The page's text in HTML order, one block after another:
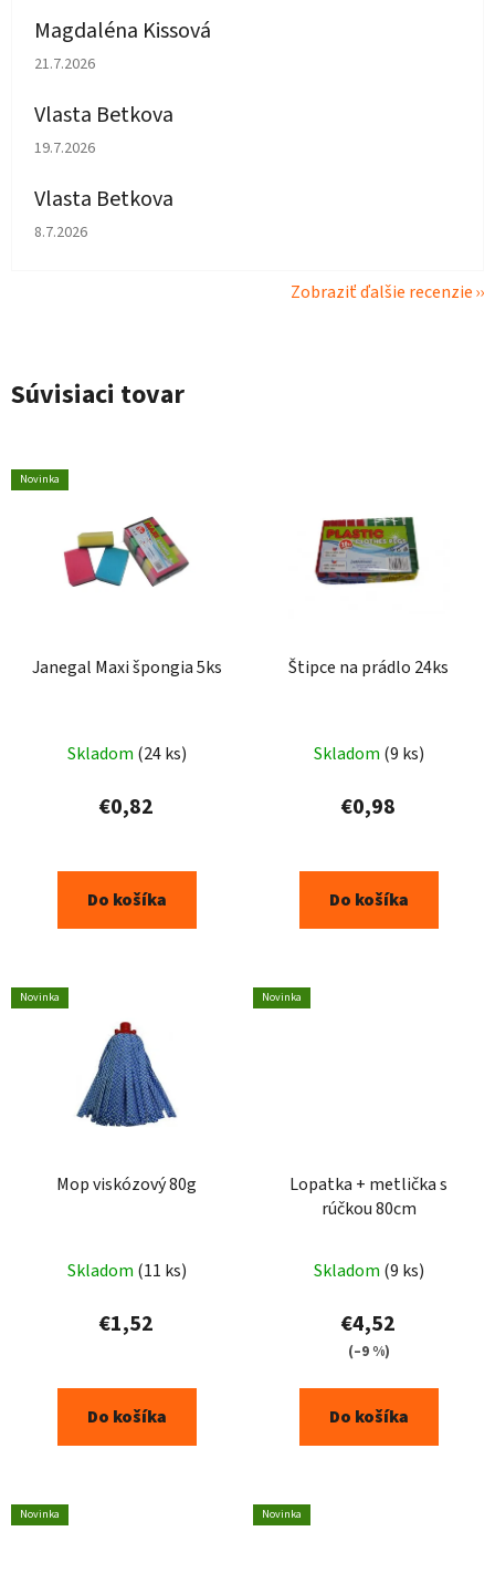
Magdaléna Kissová
Hodnotenie obchodu je 5 z 5 hviezdičiek.
21.7.2026
Vlasta Betkova
Hodnotenie obchodu je 5 z 5 hviezdičiek.
19.7.2026
Vlasta Betkova
Hodnotenie obchodu je 4 z 5 hviezdičiek.
8.7.2026
Zobraziť ďalšie recenzie
Súvisiaci tovar
Novinka
Janegal Maxi špongia 5ks
Skladom (24 ks)
€0,82
Do košíka
Štipce na prádlo 24ks
Skladom (9 ks)
€0,98
Do košíka
Novinka
Mop viskózový 80g
Skladom (11 ks)
€1,52
Do košíka
Novinka
Lopatka + metlička s
rúčkou 80cm
hodnotenie
produktu
je
Skladom (9 ks)
€4,52
(–9 %)
Do košíka
Novinka Novinka